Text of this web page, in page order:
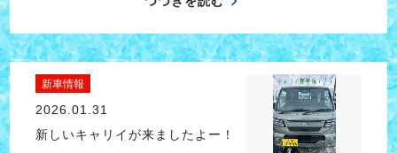
新車情報
2026.01.31
新しいキャリイが来ましたよー！